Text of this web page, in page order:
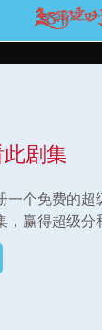
Return to
剧集
一个免费的超
赢得超级分